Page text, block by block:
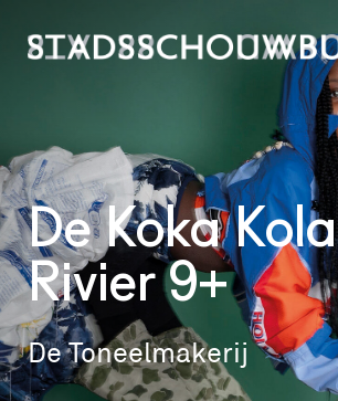
De Koka Kola
Rivier 9+
De Toneelmakerij